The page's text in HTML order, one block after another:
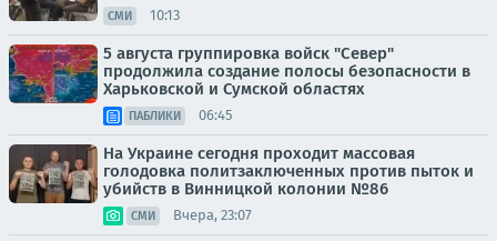
СМИ 10:13
5 августа группировка войск "Север"
продолжила создание полосы безопасности в
Харьковской и Сумской областях
ПАБЛИКИ 06:45
На Украине сегодня проходит массовая
голодовка политзаключенных против пыток и
убийств в Винницкой колонии №86
СМИ Вчера, 23:07